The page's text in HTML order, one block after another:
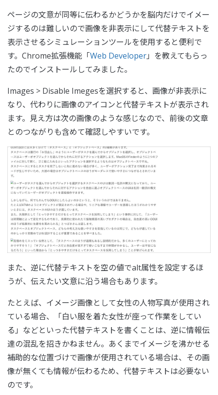
ページの文意が同等に伝わるかどうかを脳内だけでイメー
ジするのは難しいので画像を非表示にして代替テキストを
表示させるシミュレーションツールを使用すると便利で
す。Chrome拡張機能「Web Developer」を教えてもらっ
たのでインストールしてみました。
Images > Disable Imegesを選択すると、画像が非表示に
なり、代わりに画像のアイコンと代替テキストが表示され
ます。見え方は次の画像のような感じなので、前後の文章
とのつながりも含めて確認しやすいです。
また、逆に代替テキストを空の値でalt属性を設定するほ
うが、伝えたい文意に沿う場合もあります。
たとえば、イメージ画像として女性の人物写真が使用され
ている場合、「白い服を着た女性が座って作業をしてい
る」などといった代替テキストを書くことは、逆に情報伝
達の混乱を招きかねません。あくまでイメージを沸かせる
補助的な位置づけで画像が使用されている場合は、その画
像が無くても情報が伝わるため、代替テキストは必要ない
のです。